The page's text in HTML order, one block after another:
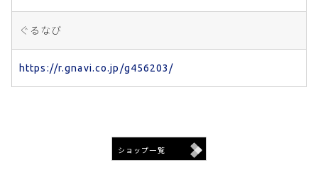
ぐるなび
https://r.gnavi.co.jp/g456203/
ショップ一覧